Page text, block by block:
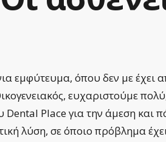
εμφύτευμα, όπου δεν με έχει
ευχαριστούμε
Dental Place για την άμεση και
λύση, σε όποιο πρόβλημα